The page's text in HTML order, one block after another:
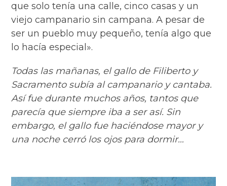
que solo tenía una calle, cinco casas y un
viejo campanario sin campana. A pesar de
ser un pueblo muy pequeño, tenía algo que
lo hacía especial».
Todas las mañanas, el gallo de Filiberto y
Sacramento subía al campanario y cantaba.
Así fue durante muchos años, tantos que
parecía que siempre iba a ser así. Sin
embargo, el gallo fue haciéndose mayor y
una noche cerró los ojos para dormir…